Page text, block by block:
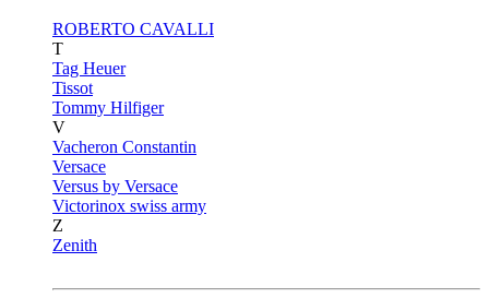
ROBERTO CAVALLI
T
Tag Heuer
Tissot
Tommy Hilfiger
V
Vacheron Constantin
Versace
Versus by Versace
Victorinox swiss army
Z
Zenith